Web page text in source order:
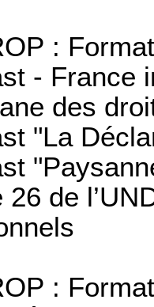
:
- France
des
"La
26 de
: